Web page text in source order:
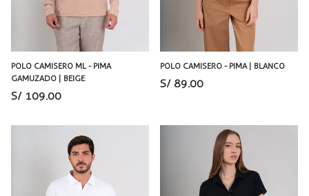
POLO CAMISERO ML - PIMA
GAMUZADO | BEIGE
S/ 109.00
POLO CAMISERO - PIMA | BLANCO
S/ 89.00